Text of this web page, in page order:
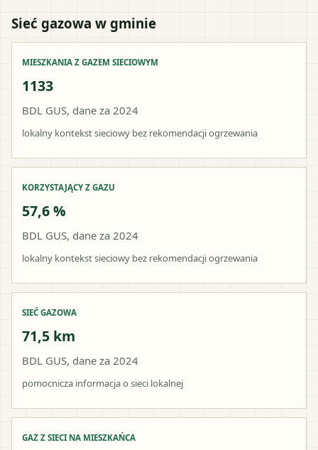
Sieć gazowa w gminie
MIESZKANIA Z GAZEM SIECIOWYM
1133
BDL GUS, dane za 2024
lokalny kontekst sieciowy bez rekomendacji ogrzewania
KORZYSTAJĄCY Z GAZU
57,6 %
BDL GUS, dane za 2024
lokalny kontekst sieciowy bez rekomendacji ogrzewania
SIEĆ GAZOWA
71,5 km
BDL GUS, dane za 2024
pomocnicza informacja o sieci lokalnej
GAZ Z SIECI NA MIESZKAŃCA